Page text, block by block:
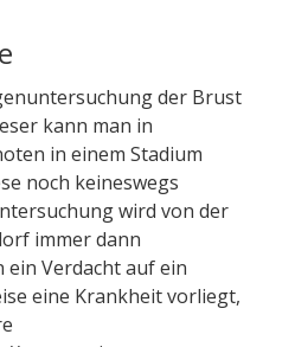
der Brust
kann man in
in einem Stadium
noch keineswegs
wird von der
immer dann
Verdacht auf ein
eine Krankheit vorliegt,